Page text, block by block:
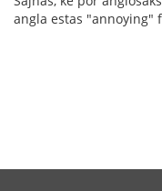
angla estas "annoying"